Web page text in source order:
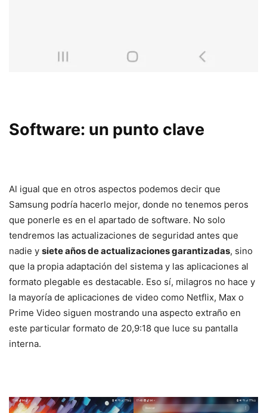
Software: un punto clave
Al igual que en otros aspectos podemos decir que
Samsung podría hacerlo mejor, donde no tenemos peros
que ponerle es en el apartado de software. No solo
tendremos las actualizaciones de seguridad antes que
nadie y siete años de actualizaciones garantizadas, sino
que la propia adaptación del sistema y las aplicaciones al
formato plegable es destacable. Eso sí, milagros no hace y
la mayoría de aplicaciones de video como Netflix, Max o
Prime Video siguen mostrando una aspecto extraño en
este particular formato de 20,9:18 que luce su pantalla
interna.